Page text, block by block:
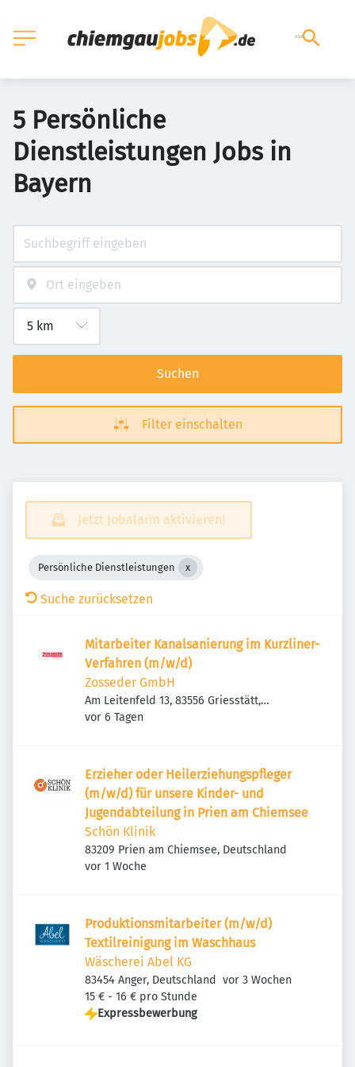
5 Persönliche
Dienstleistungen Jobs in
Bayern
Suchen
Filter einschalten
Jetzt Jobalarm aktivieren!
Persönliche Dienstleistungen
Suche zurücksetzen
Mitarbeiter Kanalsanierung im Kurzliner-
Verfahren (m/w/d)
Zosseder GmbH
Am Leitenfeld 13, 83556 Griesstätt,
Deutschland
Veröffentlicht
vor 6 Tagen
Erzieher oder Heilerziehungspfleger
(m/w/d) für unsere Kinder- und
Jugendabteilung in Prien am Chiemsee
Schön Klinik
83209 Prien am Chiemsee, Deutschland
Veröffentlicht
vor 1 Woche
Produktionsmitarbeiter (m/w/d)
Textilreinigung im Waschhaus
Wäscherei Abel KG
83454 Anger, Deutschland Veröffentlicht
vor 3 Wochen
15 € - 16 € pro Stunde
Expressbewerbung